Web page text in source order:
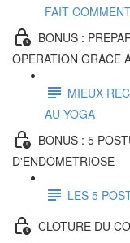
FAIT
BONUS :
OPERATION GRACE
MIEUX
AU YOGA
BONUS : 5
D'ENDOMETRIOSE
LES 5
CLOTURE DU